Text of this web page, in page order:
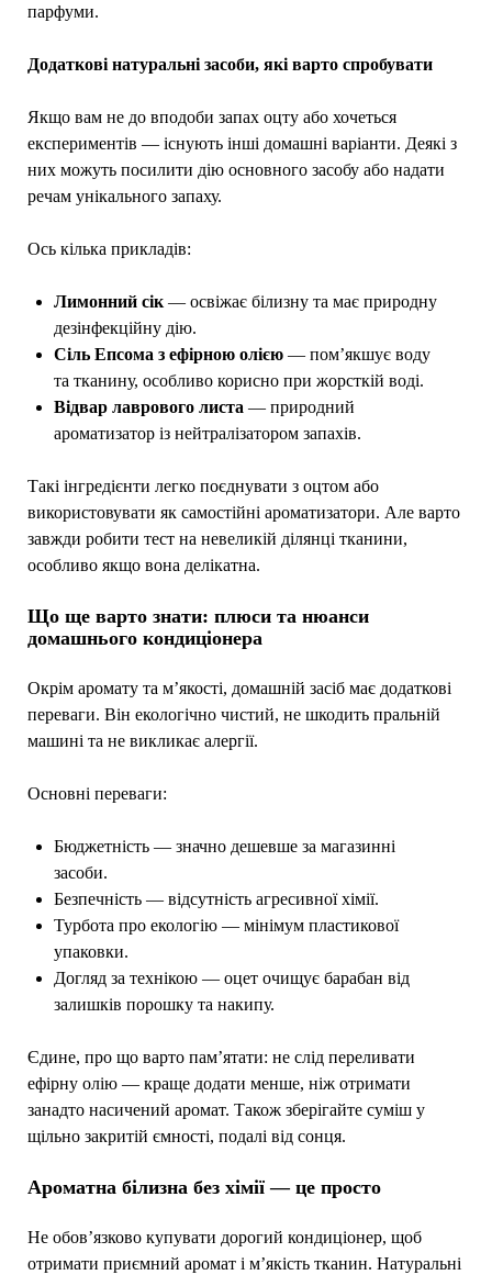
парфуми.
Додаткові натуральні засоби, які варто спробувати
Якщо вам не до вподоби запах оцту або хочеться
експериментів — існують інші домашні варіанти. Деякі з
них можуть посилити дію основного засобу або надати
речам унікального запаху.
Ось кілька прикладів:
Лимонний сік— освіжає білизну та має природну
дезінфекційну дію.
Сіль Епсома з ефірною олією— пом’якшує воду
та тканину, особливо корисно при жорсткій воді.
Відвар лаврового листа — природний
ароматизатор із нейтралізатором запахів.
Такі інгредієнти легко поєднувати з оцтом або
використовувати як самостійні ароматизатори. Але варто
завжди робити тест на невеликій ділянці тканини,
особливо якщо вона делікатна.
Що ще варто знати: плюси та нюанси
домашнього кондиціонера
Окрім аромату та м’якості, домашній засіб має додаткові
переваги. Він екологічно чистий, не шкодить пральній
машині та не викликає алергії.
Основні переваги:
Бюджетність — значно дешевше за магазинні
засоби.
Безпечність — відсутність агресивної хімії.
Турбота про екологію — мінімум пластикової
упаковки.
Догляд за технікою — оцет очищує барабан від
залишків порошку та накипу.
Єдине, про що варто пам’ятати: не слід переливати
ефірну олію — краще додати менше, ніж отримати
занадто насичений аромат. Також зберігайте суміш у
щільно закритій ємності, подалі від сонця.
Ароматна білизна без хімії — це просто
Не обов’язково купувати дорогий кондиціонер, щоб
отримати приємний аромат і м’якість тканин. Натуральні